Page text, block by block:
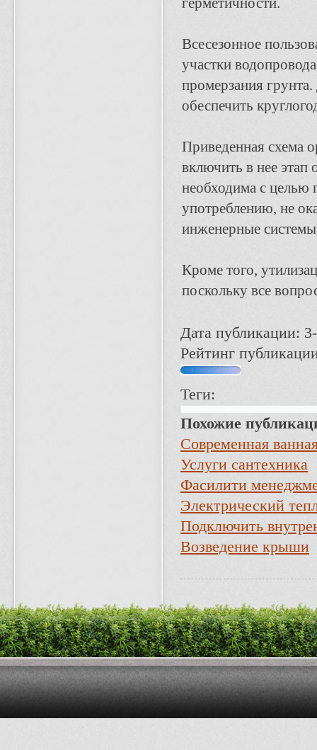
Всесезонное
участки
промерзания
обеспечить
Приведенная схема
включить в нее этап
необходима с целью
употреблению, не
инженерные
Кроме того,
поскольку все
Дата публикации:
Рейтинг
Теги:
Похожие
Современная
Услуги сантехника
Фасилити
Электрический
Подключить
Возведение крыши